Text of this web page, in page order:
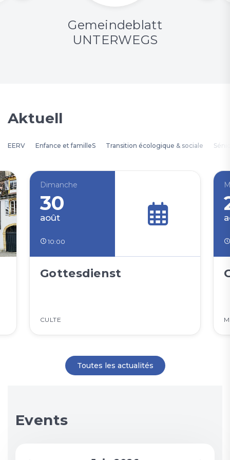
Gemeindeblatt
UNTERWEGS
Aktuell
EERV Enfance et familleS Transition écologique & sociale
Dimanche
30
août
10:00
Gottesdienst
CULTE
Toutes les actualités
Events